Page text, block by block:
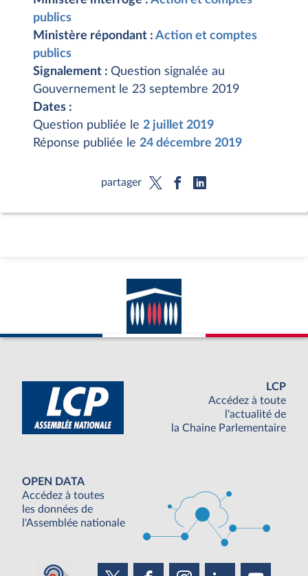
publics
Ministère répondant : Action et comptes
publics
Signalement : Question signalée au
Gouvernement le 23 septembre 2019
Dates :
Question publiée le 2 juillet 2019
Réponse publiée le 24 décembre 2019
partager
LCP
Accédez à toute
l'actualité de
la Chaine Parlementaire
OPEN DATA
Accédez à toutes
les données de
l'Assemblée nationale